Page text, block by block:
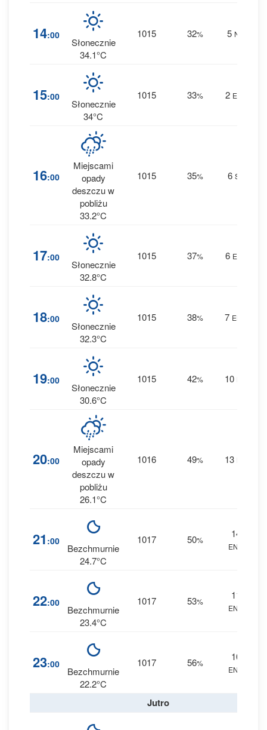
14:00
Słonecznie
34.1°C
1015 32% 5 NE
15:00
Słonecznie
34°C
1015 33% 2 ESE
16:00
Miejscami
opady
deszczu w
pobliżu
33.2°C
1015 35% 6 SE
17:00
Słonecznie
32.8°C
1015 37% 6 ESE
18:00
Słonecznie
32.3°C
1015 38% 7 ENE
19:00
Słonecznie
30.6°C
1015 42% 10
20:00
Miejscami
opady
deszczu w
pobliżu
26.1°C
1016 49% 13
21 :00
Bezchmurnie
24.7°C
1017 50%
14
ENE
22:00
Bezchmurnie
23.4°C
1017 53%
11
ENE
23:00
Bezchmurnie
22.2°C
1017 56%
10
ENE
Jutro